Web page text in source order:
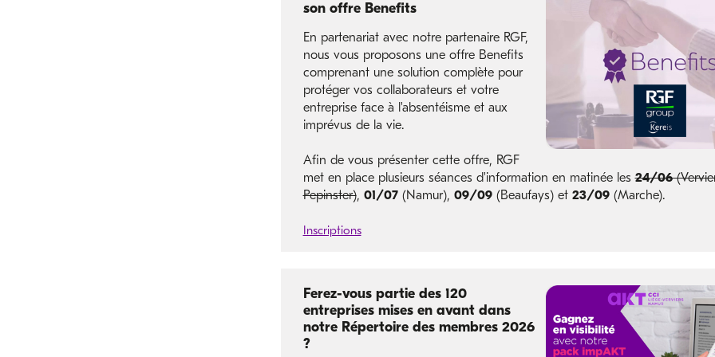
son offre Benefits
En partenariat avec notre partenaire RGF,
nous vous proposons une offre Benefits
comprenant une solution complète pour
protéger vos collaborateurs et votre
entreprise face à l'absentéisme et aux
imprévus de la vie.
Afin de vous présenter cette offre, RGF
met en place plusieurs séances d'information en matinée les24/06
Pepinster), 01/07(Namur), 09/09(Beaufays) et 23/09(Marche).
Inscriptions
Ferez-vous partie des 120
entreprises mises en avant dans
notre Répertoire des membres 2026
?